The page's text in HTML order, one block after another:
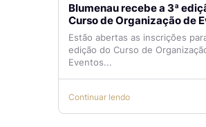
Blumenau recebe a 3ª
Curso de Organização de
Lilian Ribeiro
Estão abertas as inscrições
edição do Curso de
Eventos...
Continuar lendo